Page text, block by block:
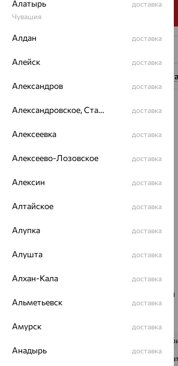
Купить
Нужна помощь
Описание
Металл:Золото
Проба:585
Вставка:Бриллиант
Вид обработки:
Бренд:Brilliant Style
Вес металла:
Бесцветный
Серьги Вид:пусеты
Характеристика вставки:
Алатырь
Чувашия
доставка
Алдан доставка
Алейск доставка
Александров доставка
Александровское, Ставропольский край доставка
Алексеевка доставка
Алексеево-Лозовское доставка
Алексин доставка
Алтайское доставка
Алупка доставка
Алушта доставка
Алхан-Кала доставка
Альметьевск доставка
Амурск доставка
Анадырь доставка